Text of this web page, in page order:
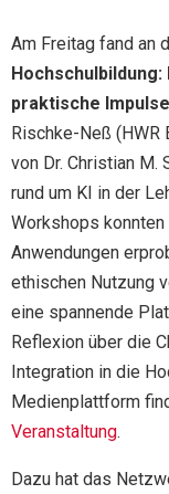
Am Freitag fand an
praktische
Rischke-Neß (HWR
von Dr. Christian
rund um KI in der
Workshops
Anwendungen
ethischen Nutzung
eine spannende
Reflexion über die
Integration in die
Medienplattform
Veranstaltung.
Dazu hat das